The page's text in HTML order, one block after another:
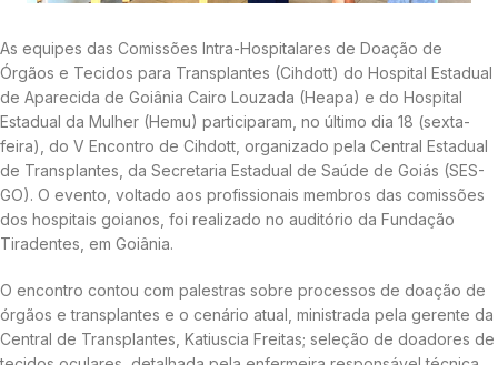
As equipes das Comissões Intra-Hospitalares de Doação de
Órgãos e Tecidos para Transplantes (Cihdott) do Hospital Estadual
de Aparecida de Goiânia Cairo Louzada (Heapa) e do Hospital
Estadual da Mulher (Hemu) participaram, no último dia 18 (sexta-
feira), do V Encontro de Cihdott, organizado pela Central Estadual
de Transplantes, da Secretaria Estadual de Saúde de Goiás (SES-
GO). O evento, voltado aos profissionais membros das comissões
dos hospitais goianos, foi realizado no auditório da Fundação
Tiradentes, em Goiânia.
O encontro contou com palestras sobre processos de doação de
órgãos e transplantes e o cenário atual, ministrada pela gerente da
Central de Transplantes, Katiuscia Freitas; seleção de doadores de